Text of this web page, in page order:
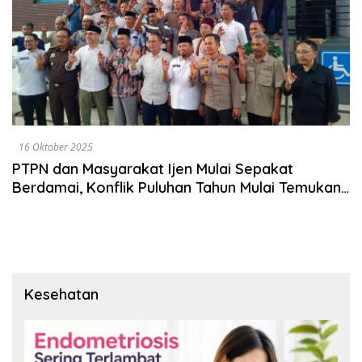
16 Oktober 2025
PTPN dan Masyarakat Ijen Mulai Sepakat
Berdamai, Konflik Puluhan Tahun Mulai Temukan
Kesehatan